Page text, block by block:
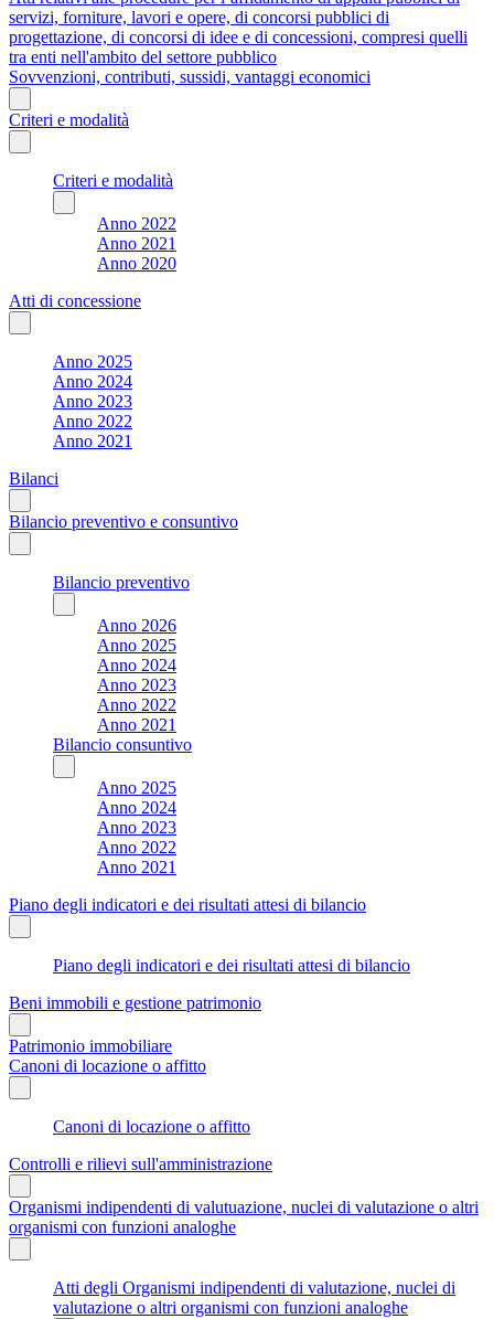
servizi, forniture, lavori e opere, di concorsi pubblici di
progettazione, di concorsi di idee e di concessioni, compresi quelli
tra enti nell'ambito del settore pubblico
Sovvenzioni, contributi, sussidi, vantaggi economici
Criteri e modalità
Criteri e modalità
Anno 2022
Anno 2021
Anno 2020
Atti di concessione
Anno 2025
Anno 2024
Anno 2023
Anno 2022
Anno 2021
Bilanci
Bilancio preventivo e consuntivo
Bilancio preventivo
Anno 2026
Anno 2025
Anno 2024
Anno 2023
Anno 2022
Anno 2021
Bilancio consuntivo
Anno 2025
Anno 2024
Anno 2023
Anno 2022
Anno 2021
Piano degli indicatori e dei risultati attesi di bilancio
Piano degli indicatori e dei risultati attesi di bilancio
Beni immobili e gestione patrimonio
Patrimonio immobiliare
Canoni di locazione o affitto
Canoni di locazione o affitto
Controlli e rilievi sull'amministrazione
Organismi indipendenti di valutuazione, nuclei di valutazione o altri
organismi con funzioni analoghe
Atti degli Organismi indipendenti di valutazione, nuclei di
valutazione o altri organismi con funzioni analoghe